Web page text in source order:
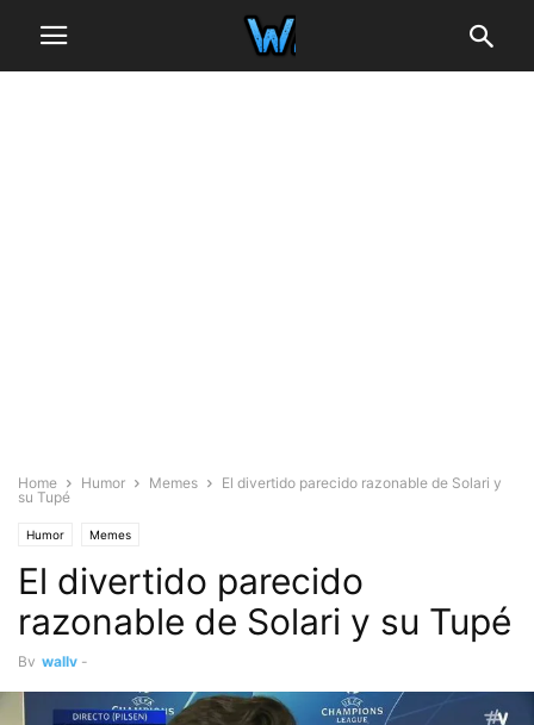
Home Humor Memes
El divertido parecido razonable de Solari y
su Tupé
Humor Memes
El divertido parecido
razonable de Solari y su Tupé
By wally -